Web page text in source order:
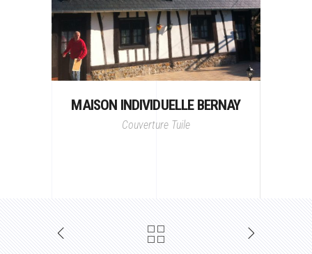
MAISON INDIVIDUELLE BERNAY
Couverture Tuile